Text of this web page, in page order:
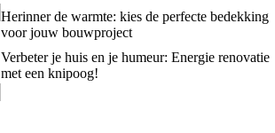
Herinner de warmte: kies de perfecte bedekking
voor jouw bouwproject
Verbeter je huis en je humeur: Energie renovatie
met een knipoog!